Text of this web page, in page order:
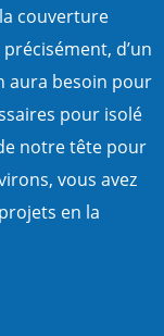
couverture
d’un
aura besoin pour
pour isolé
notre tête pour
vous avez
en la